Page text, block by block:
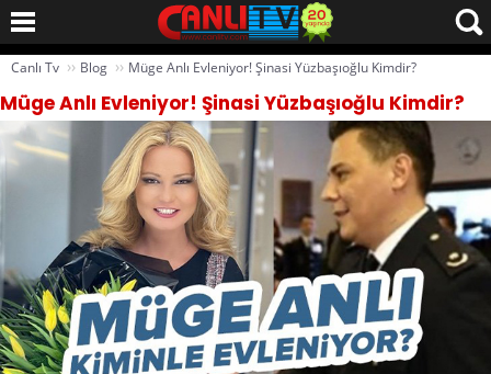
Canlı Tv ›› Blog ›› Müge Anlı Evleniyor! Şinasi Yüzbaşıoğlu Kimdir?
Müge Anlı Evleniyor! Şinasi Yüzbaşıoğlu Kimdir?